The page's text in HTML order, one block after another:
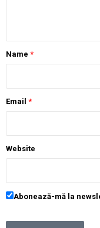
Name *
Email *
Website
Abonează-mă la